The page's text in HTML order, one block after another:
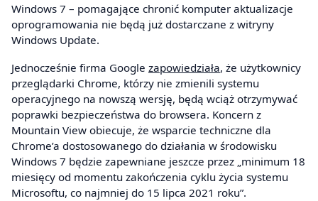
Windows 7 – pomagające chronić komputer aktualizacje
oprogramowania nie będą już dostarczane z witryny
Windows Update.
Jednocześnie firma Google zapowiedziała, że użytkownicy
przeglądarki Chrome, którzy nie zmienili systemu
operacyjnego na nowszą wersję, będą wciąż otrzymywać
poprawki bezpieczeństwa do browsera. Koncern z
Mountain View obiecuje, że wsparcie techniczne dla
Chrome’a dostosowanego do działania w środowisku
Windows 7 będzie zapewniane jeszcze przez „minimum 18
miesięcy od momentu zakończenia cyklu życia systemu
Microsoftu, co najmniej do 15 lipca 2021 roku”.